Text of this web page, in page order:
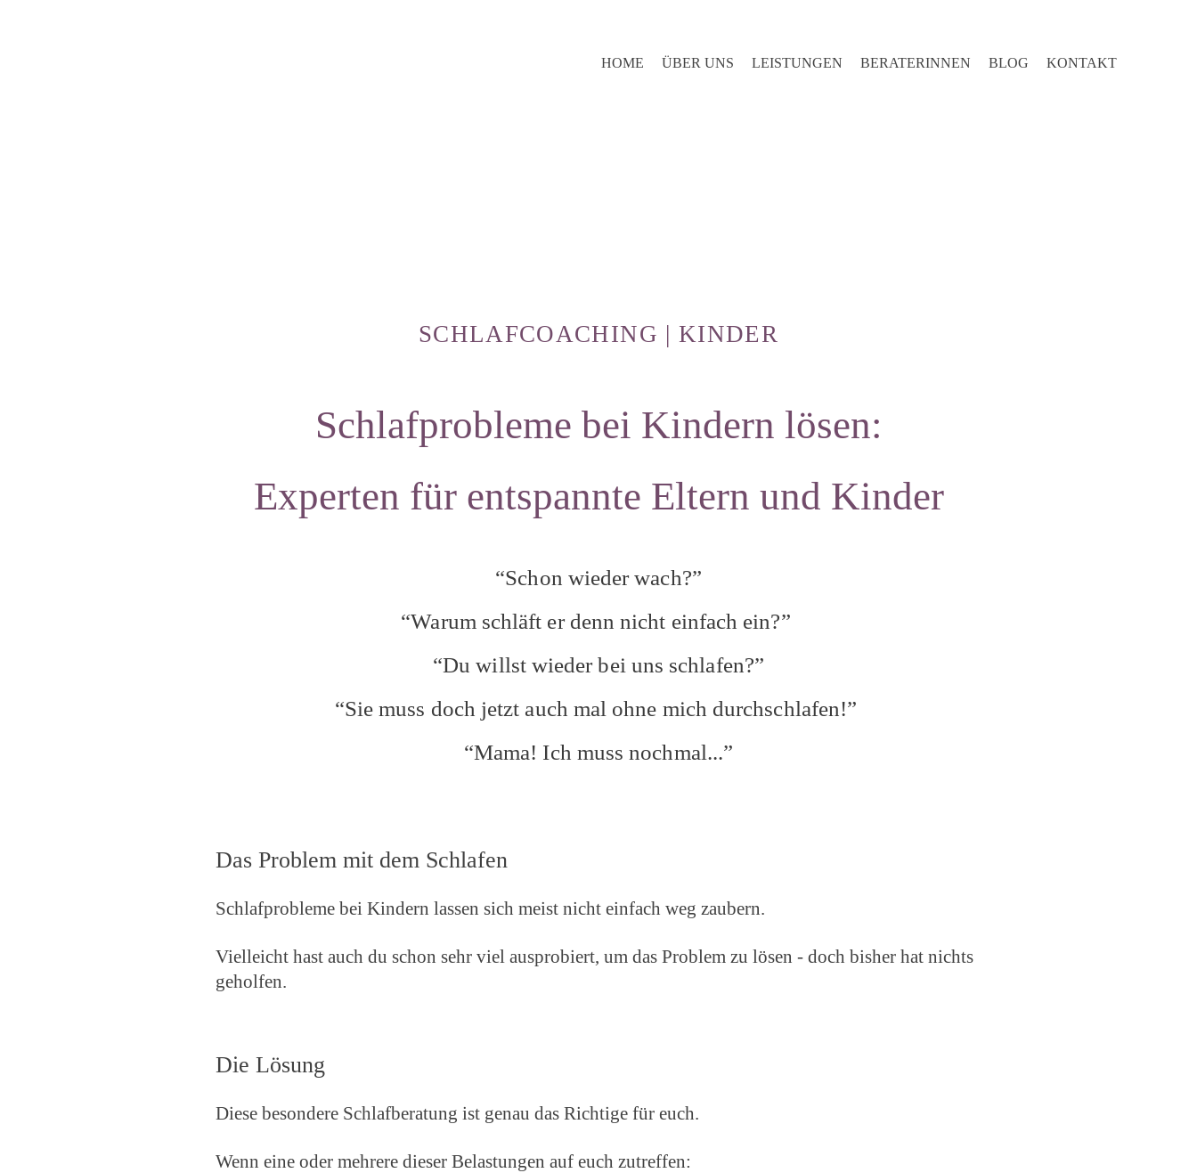
HOME ÜBER UNS LEISTUNGEN BERATERINNEN BLOG KONTAKT
SCHLAFCOACHING | KINDER
Schlafprobleme bei Kindern lösen:
Experten für entspannte Eltern und Kinder
“Schon wieder wach?”
“Warum schläft er denn nicht einfach ein?”
“Du willst wieder bei uns schlafen?”
“Sie muss doch jetzt auch mal ohne mich durchschlafen!”
“Mama! Ich muss nochmal...”
Das Problem mit dem Schlafen
Schlafprobleme bei Kindern lassen sich meist nicht einfach weg zaubern.
Vielleicht hast auch du schon sehr viel ausprobiert, um das Problem zu lösen - doch bisher hat nichts
geholfen.
Die Lösung
Diese besondere Schlafberatung ist genau das Richtige für euch.
Wenn eine oder mehrere dieser Belastungen auf euch zutreffen: